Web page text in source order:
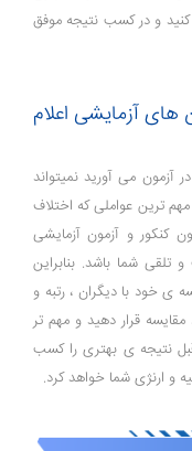
و در کسب نتیجه موفق
های آزمایشی اعلام
آزمون می آورید نمیتواند
ترین عواملی که اختلاف
کنکور و آزمون آزمایشی
تلقی شما باشد. بنابراین
ی خود با دیگران ، رتبه و
قرار دهید و مهم تر
نتیجه ی بهتری را کسب
و ارنژی شما خواهد کرد.